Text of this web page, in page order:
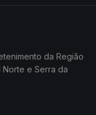
da Região
Norte e Serra da